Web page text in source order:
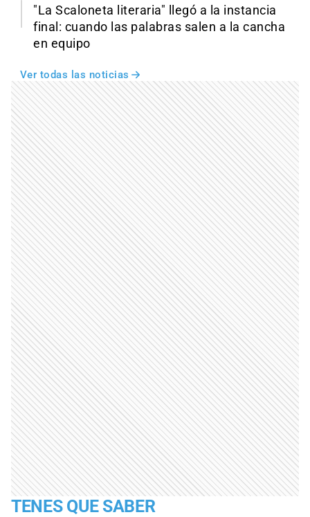
"La Scaloneta literaria" llegó a la instancia
final: cuando las palabras salen a la cancha
en equipo
Ver todas las noticias
TENES QUE SABER